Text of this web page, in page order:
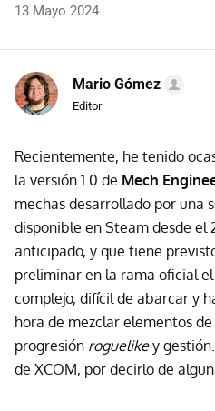
13 Mayo 2024
Mario Gómez
Editor
Recientemente, he tenido
la versión 1.0 de Mech
mechas desarrollado por una
disponible en Steam desde el
anticipado, y que tiene
preliminar en la rama oficial el
complejo, difícil de abarcar y
hora de mezclar elementos
progresión roguelikey
de XCOM, por decirlo de